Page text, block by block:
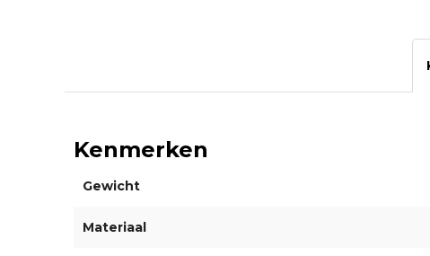
Kenmerken
Gewicht
Materiaal